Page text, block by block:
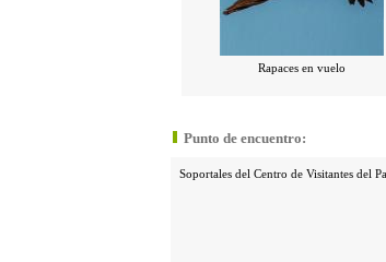
Rapaces en vuelo
Punto de encuentro:
Soportales del Centro de Visitantes del